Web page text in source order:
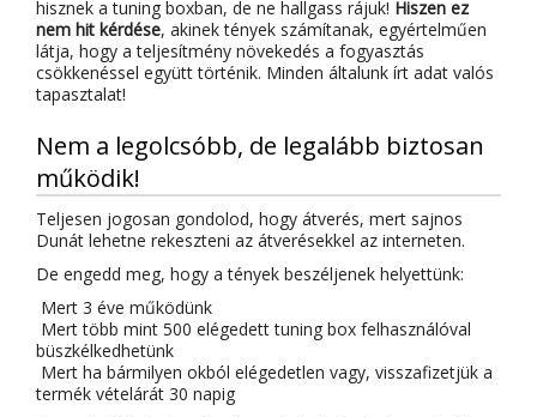
hisznek a tuning boxban, de ne hallgass rájuk! Hiszen ez
nem hit kérdése, akinek tények számítanak, egyértelműen
látja, hogy a teljesítmény növekedés a fogyasztás
csökkenéssel együtt történik. Minden általunk írt adat valós
tapasztalat!
Nem a legolcsóbb, de legalább biztosan
működik!
Teljesen jogosan gondolod, hogy átverés, mert sajnos
Dunát lehetne rekeszteni az átverésekkel az interneten.
De engedd meg, hogy a tények beszéljenek helyettünk:
Mert 3 éve működünk
Mert több mint 500 elégedett tuning box felhasználóval
büszkélkedhetünk
Mert ha bármilyen okból elégedetlen vagy, visszafizetjük a
termék vételárát 30 napig